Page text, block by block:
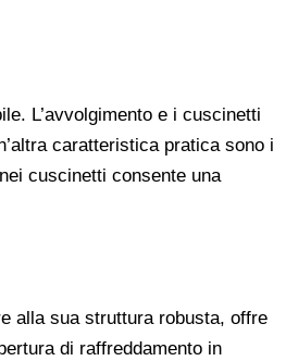
L’avvolgimento e i cuscinetti
caratteristica pratica sono i
cuscinetti consente una
alla sua struttura robusta, offre
di raffreddamento in